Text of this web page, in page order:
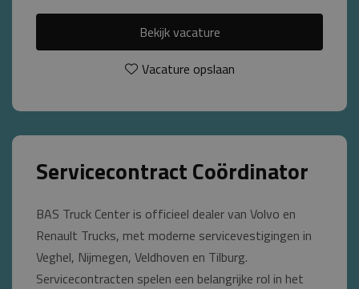
Bekijk vacature
Vacature opslaan
Servicecontract Coördinator
BAS Truck Center is officieel dealer van Volvo en
Renault Trucks, met moderne servicevestigingen in
Veghel, Nijmegen, Veldhoven en Tilburg.
Servicecontracten spelen een belangrijke rol in het